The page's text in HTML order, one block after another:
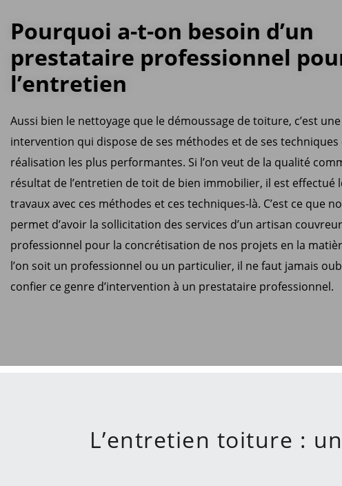
Pourquoi a-t-on besoin d’un
prestataire professionnel
l’entretien
Aussi bien le nettoyage que le démoussage de toiture, c’est une
intervention qui dispose de ses méthodes et de ses techniques
réalisation les plus performantes. Si l’on veut de la qualité
résultat de l’entretien de toit de bien immobilier, il est effectué
travaux avec ces méthodes et ces techniques-là. C’est ce que
permet d’avoir la sollicitation des services d’un artisan couvreur
professionnel pour la concrétisation de nos projets en la
l’on soit un professionnel ou un particulier, il ne faut jamais
confier ce genre d’intervention à un prestataire professionnel.
L’entretien toiture :